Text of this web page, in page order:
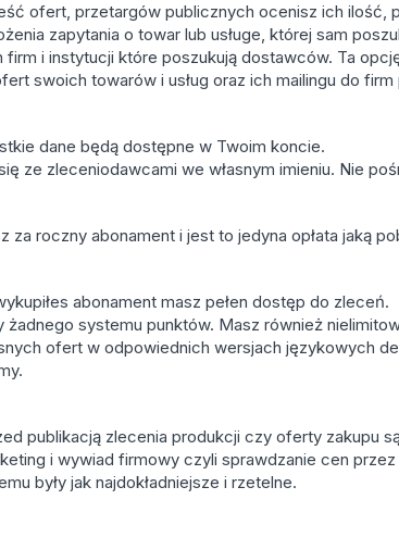
ofert, przetargów publicznych ocenisz ich
zapytania o towar lub usługe, której sam
i instytucji które poszukują dostawców. Ta
swoich towarów i usług oraz ich mailingu do
dane będą dostępne w Twoim koncie.
ze zleceniodawcami we własnym imieniu. Nie
za roczny abonament i jest to jedyna opłata jaką
abonament masz pełen dostęp do zleceń.
żadnego systemu punktów. Masz również
ofert w odpowiednich wersjach językowych
publikacją zlecenia produkcji czy oferty zakupu
i wywiad firmowy czyli sprawdzanie cen
były jak najdokładniejsze i rzetelne.